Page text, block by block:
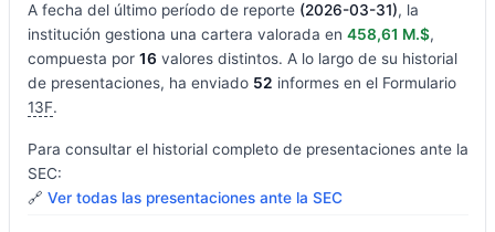
A fecha del último período de reporte (2026-03-31), la
institución gestiona una cartera valorada en 458,61 M.$,
compuesta por 16 valores distintos. A lo largo de su historial
de presentaciones, ha enviado 52 informes en el Formulario
13F.
Para consultar el historial completo de presentaciones ante la
SEC:
🔗 Ver todas las presentaciones ante la SEC